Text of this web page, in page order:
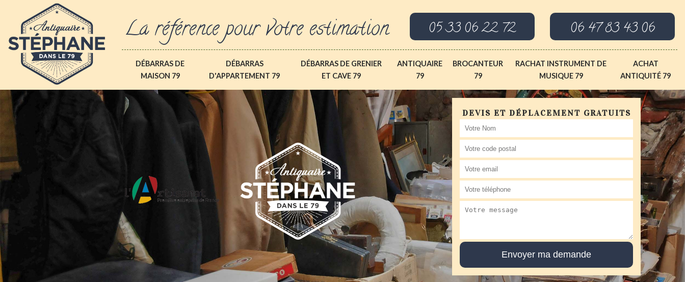
La référence pour votre estimation 05 33 06 22 72 06 47 83 43 06
DÉBARRAS DE
MAISON 79
DÉBARRAS
D'APPARTEMENT 79
DÉBARRAS DE GRENIER
ET CAVE 79
ANTIQUAIRE
79
BROCANTEUR
79
RACHAT INSTRUMENT DE
MUSIQUE 79
ACHAT
ANTIQUITÉ 79
DEVIS ET DÉPLACEMENT GRATUITS